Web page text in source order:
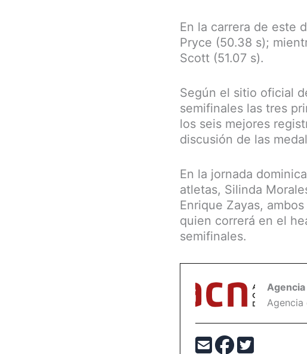
En la carrera de este
Pryce (50.38 s);
Scott (51.07 s).
Según el sitio oficial
semifinales las tres
los seis mejores
discusión de las
En la jornada
atletas, Silinda
Enrique Zayas,
quien correrá en el
semifinales.
Agencia